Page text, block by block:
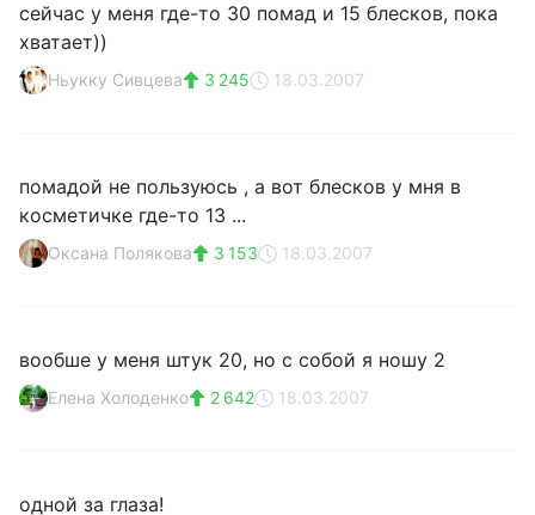
сейчас у меня где-то 30 помад и 15 блесков, пока
хватает))
Ньукку Сивцева 3 245 18.03.2007
помадой не пользуюсь , а вот блесков у мня в
косметичке где-то 13 ...
Оксана Полякова 3 153 18.03.2007
вообше у меня штук 20, но с собой я ношу 2
Елена Холоденко 2 642 18.03.2007
одной за глаза!